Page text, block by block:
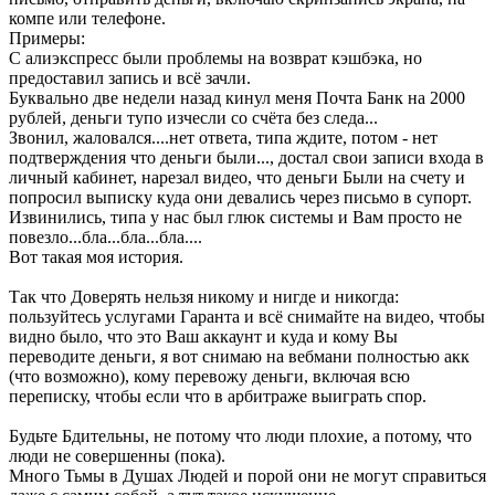
компе или телефоне.
Примеры:
С алиэкспресс были проблемы на возврат кэшбэка, но
предоставил запись и всё зачли.
Буквально две недели назад кинул меня Почта Банк на 2000
рублей, деньги тупо изчесли со счёта без следа...
Звонил, жаловался....нет ответа, типа ждите, потом - нет
подтверждения что деньги были..., достал свои записи входа в
личный кабинет, нарезал видео, что деньги Были на счету и
попросил выписку куда они девались через письмо в супорт.
Извинились, типа у нас был глюк системы и Вам просто не
повезло...бла...бла...бла....
Вот такая моя история.
Так что Доверять нельзя никому и нигде и никогда:
пользуйтесь услугами Гаранта и всё снимайте на видео, чтобы
видно было, что это Ваш аккаунт и куда и кому Вы
переводите деньги, я вот снимаю на вебмани полностью акк
(что возможно), кому перевожу деньги, включая всю
переписку, чтобы если что в арбитраже выиграть спор.
Будьте Бдительны, не потому что люди плохие, а потому, что
люди не совершенны (пока).
Много Тьмы в Душах Людей и порой они не могут справиться